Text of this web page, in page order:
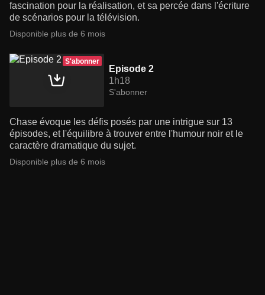
fascination pour la réalisation, et sa percée dans l'écriture
de scénarios pour la télévision.
Disponible plus de 6 mois
S'abonner
Episode 2
1h18
S'abonner
Chase évoque les défis posés par une intrigue sur 13
épisodes, et l'équilibre à trouver entre l'humour noir et le
caractère dramatique du sujet.
Disponible plus de 6 mois